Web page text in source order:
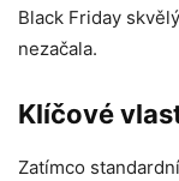
Black Friday
nezačala.
Klíčové
Zatímco